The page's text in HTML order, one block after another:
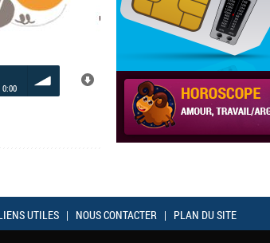
0:00
UTILES | NOUS CONTACTER | PLAN DU SITE